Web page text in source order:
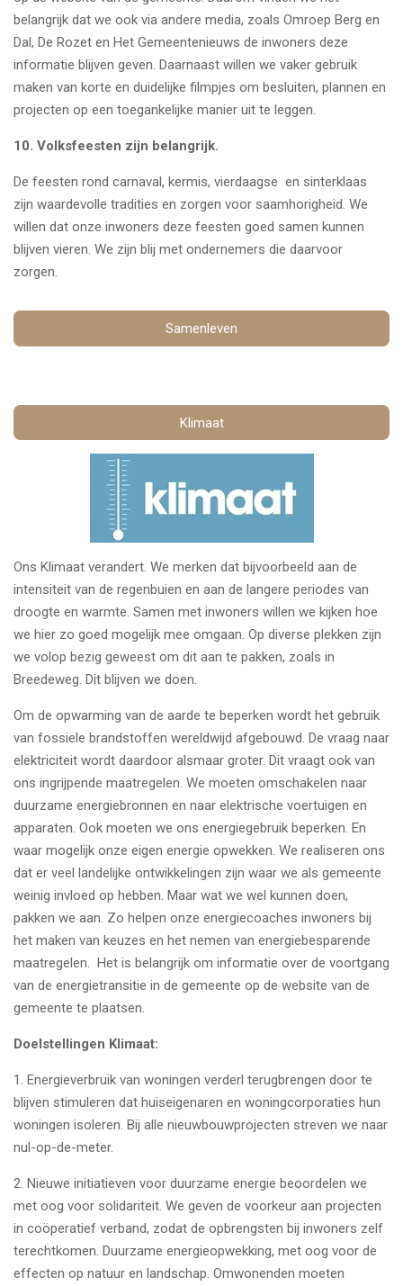
belangrijk dat we ook via andere media, zoals Omroep Berg en
Dal, De Rozet en Het Gemeentenieuws de inwoners deze
informatie blijven geven. Daarnaast willen we vaker gebruik
maken van korte en duidelijke filmpjes om besluiten, plannen en
projecten op een toegankelijke manier uit te leggen.
10. Volksfeesten zijn belangrijk.
De feesten rond carnaval, kermis, vierdaagse en sinterklaas
zijn waardevolle tradities en zorgen voor saamhorigheid. We
willen dat onze inwoners deze feesten goed samen kunnen
blijven vieren. We zijn blij met ondernemers die daarvoor
zorgen.
Samenleven
Klimaat
Ons Klimaat verandert. We merken dat bijvoorbeeld aan de
intensiteit van de regenbuien en aan de langere periodes van
droogte en warmte. Samen met inwoners willen we kijken hoe
we hier zo goed mogelijk mee omgaan. Op diverse plekken zijn
we volop bezig geweest om dit aan te pakken, zoals in
Breedeweg. Dit blijven we doen.
Om de opwarming van de aarde te beperken wordt het gebruik
van fossiele brandstoffen wereldwijd afgebouwd. De vraag naar
elektriciteit wordt daardoor alsmaar groter. Dit vraagt ook van
ons ingrijpende maatregelen. We moeten omschakelen naar
duurzame energiebronnen en naar elektrische voertuigen en
apparaten. Ook moeten we ons energiegebruik beperken. En
waar mogelijk onze eigen energie opwekken. We realiseren ons
dat er veel landelijke ontwikkelingen zijn waar we als gemeente
weinig invloed op hebben. Maar wat we wel kunnen doen,
pakken we aan. Zo helpen onze energiecoaches inwoners bij
het maken van keuzes en het nemen van energiebesparende
maatregelen. Het is belangrijk om informatie over de voortgang
van de energietransitie in de gemeente op de website van de
gemeente te plaatsen.
Doelstellingen Klimaat:
1. Energieverbruik van woningen verderl terugbrengen door te
blijven stimuleren dat huiseigenaren en woningcorporaties hun
woningen isoleren. Bij alle nieuwbouwprojecten streven we naar
nul-op-de-meter.
2. Nieuwe initiatieven voor duurzame energie beoordelen we
met oog voor solidariteit. We geven de voorkeur aan projecten
in coöperatief verband, zodat de opbrengsten bij inwoners zelf
terechtkomen. Duurzame energieopwekking, met oog voor de
effecten op natuur en landschap. Omwonenden moeten